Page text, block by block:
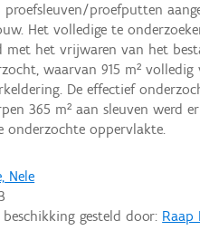
proefputten
Het volledige te
met het vrijwaren van het
waarvan 915 m²
De effectief
365 m² aan sleuven werd
onderzochte oppervlakte.
Nele
gesteld door: Raap